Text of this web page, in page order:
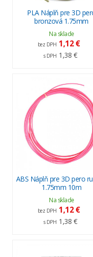
PLA Náplň pre 3D
bronzová 1.75mm
Na sklade
bez DPH 1,12 €
s DPH 1,38 €
ABS Náplň pre 3D pero
1.75mm 10m
Na sklade
bez DPH 1,12 €
s DPH 1,38 €